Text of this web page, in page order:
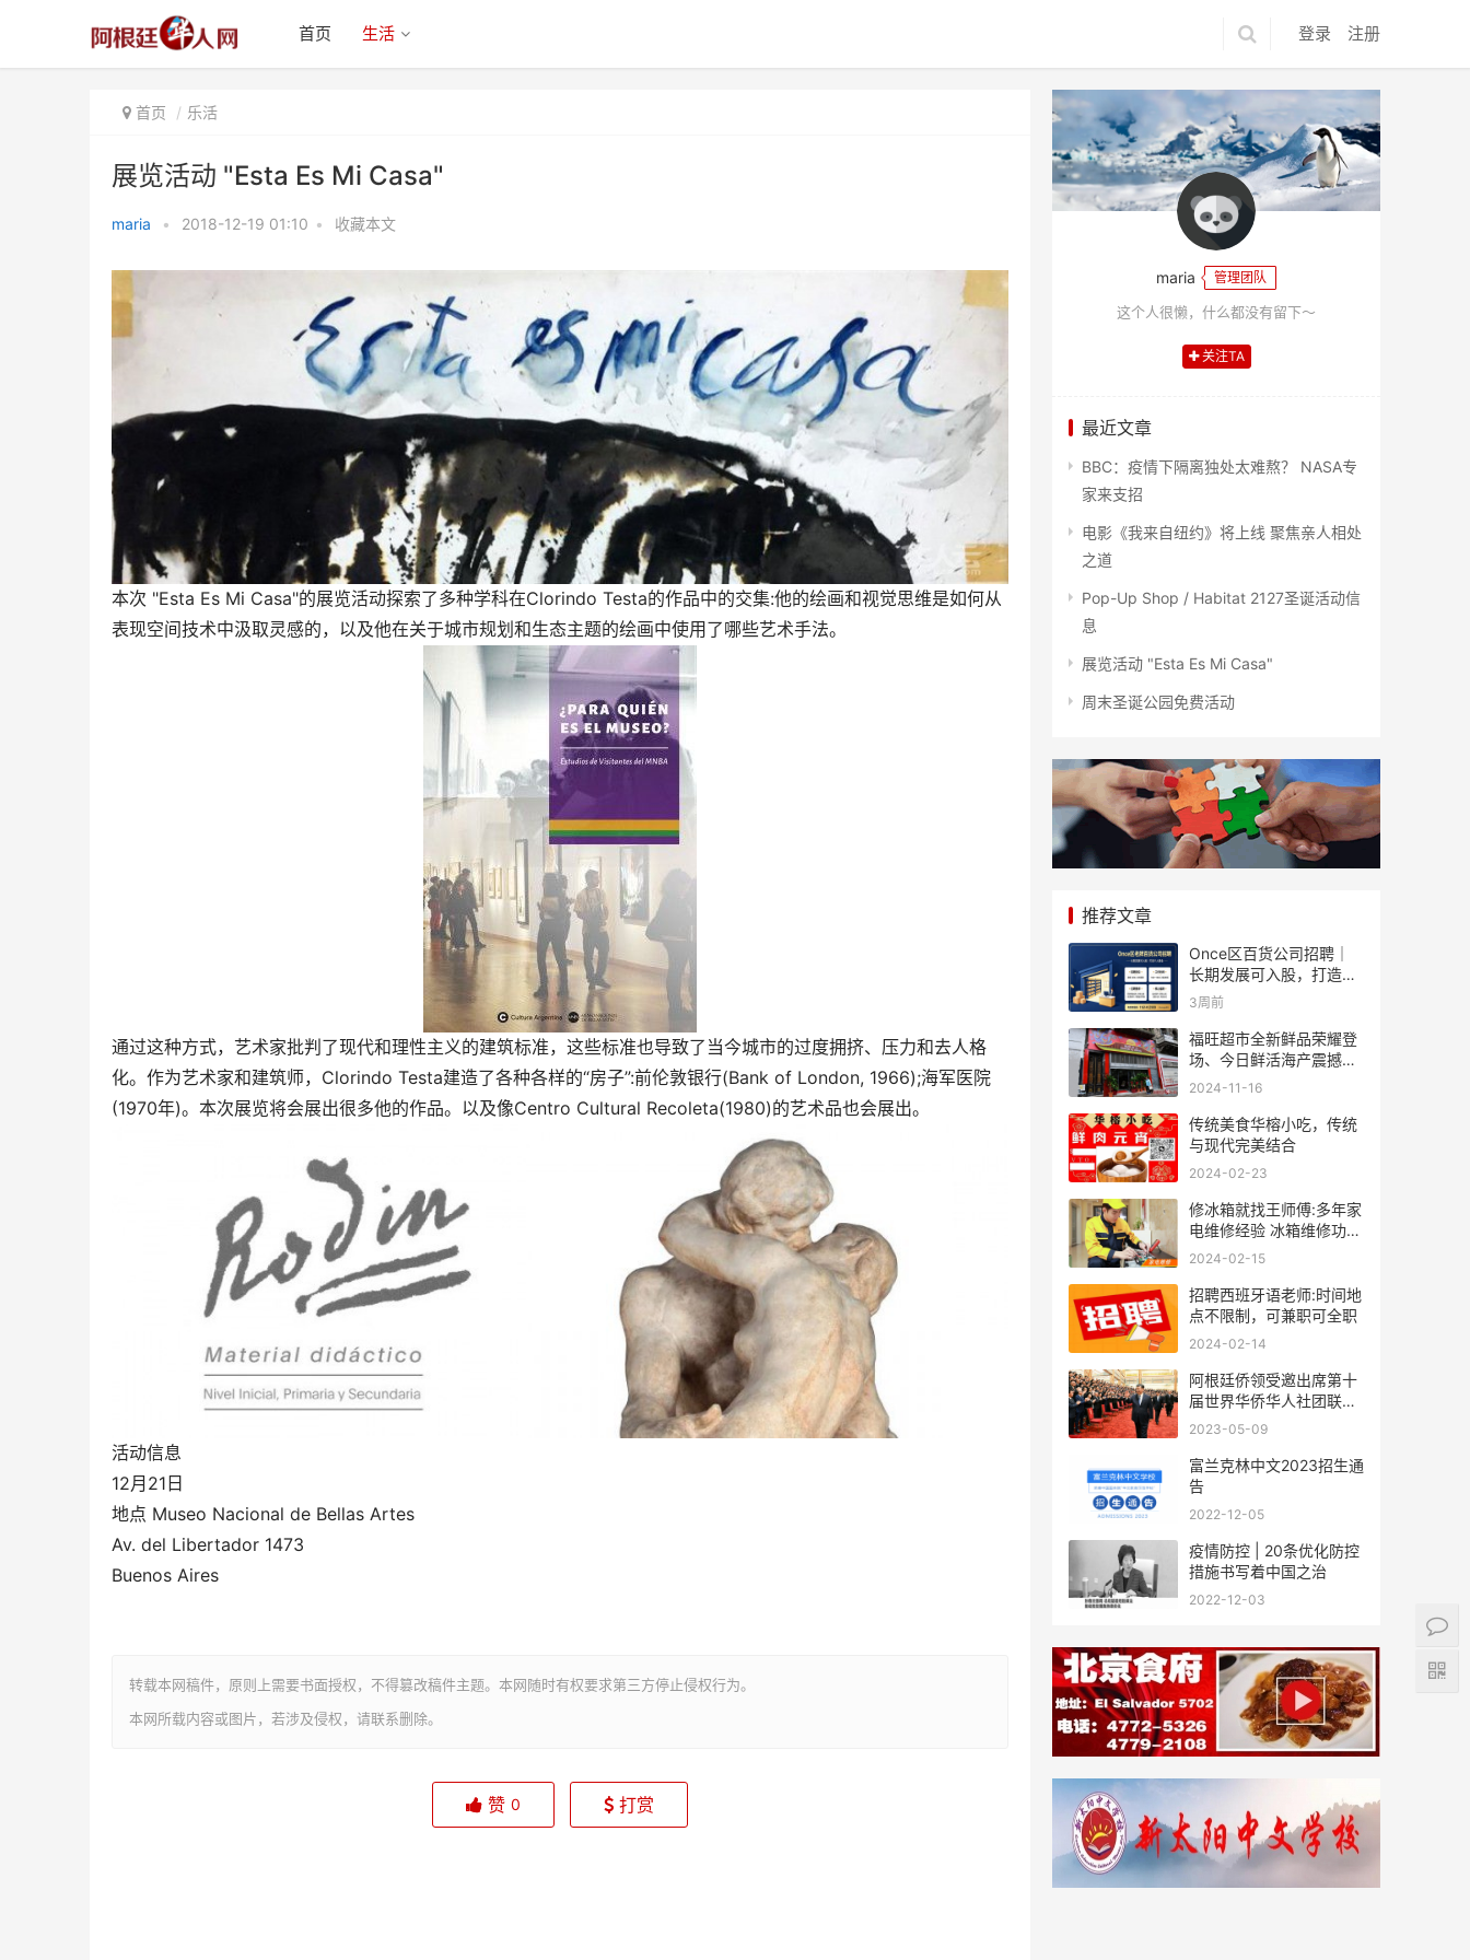
登录 注册
首页 生活
首页 乐活
展览活动 "Esta Es Mi Casa"
maria • 2018-12-19 01:10 • 收藏本文
本次 "Esta Es Mi Casa"的展览活动探索了多种学科在Clorindo Testa的作品中的交集:他的绘画和视觉思维是如何从
表现空间技术中汲取灵感的，以及他在关于城市规划和生态主题的绘画中使用了哪些艺术手法。
通过这种方式，艺术家批判了现代和理性主义的建筑标准，这些标准也导致了当今城市的过度拥挤、压力和去人格
化。作为艺术家和建筑师，Clorindo Testa建造了各种各样的“房子”:前伦敦银行(Bank of London, 1966);海军医院
(1970年)。本次展览将会展出很多他的作品。以及像Centro Cultural Recoleta(1980)的艺术品也会展出。
活动信息
12月21日
地点 Museo Nacional de Bellas Artes
Av. del Libertador 1473
Buenos Aires
转载本网稿件，原则上需要书面授权，不得篡改稿件主题。本网随时有权要求第三方停止侵权行为。
本网所载内容或图片，若涉及侵权，请联系删除。
赞 0 打赏
maria 管理团队
这个人很懒，什么都没有留下～
关注TA
最近文章
BBC：疫情下隔离独处太难熬？ NASA专
家来支招
电影《我来自纽约》将上线 聚焦亲人相处
之道
Pop-Up Shop / Habitat 2127圣诞活动信
息
展览活动 "Esta Es Mi Casa"
周末圣诞公园免费活动
推荐文章
Once区百货公司招聘｜
长期发展可入股，打造个
人事业
3周前
福旺超市全新鲜品荣耀登
场、今日鲜活海产震撼来
袭！
2024-11-16
传统美食华榕小吃，传统
与现代完美结合
2024-02-23
修冰箱就找王师傅:多年家
电维修经验 冰箱维修功底
深厚
2024-02-15
招聘西班牙语老师:时间地
点不限制，可兼职可全职
2024-02-14
阿根廷侨领受邀出席第十
届世界华侨华人社团联谊
大会
2023-05-09
富兰克林中文2023招生通
告
2022-12-05
疫情防控 | 20条优化防控
措施书写着中国之治
2022-12-03